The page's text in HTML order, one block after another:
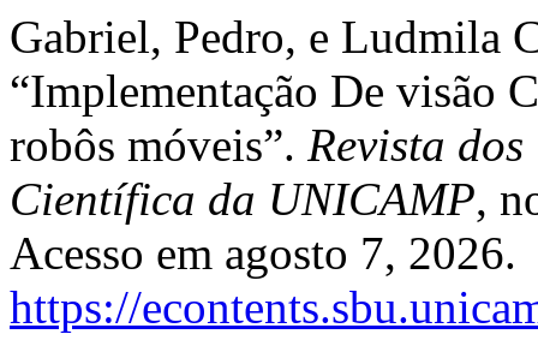
Gabriel, Pedro, e Ludmila
“Implementação De visão
robôs móveis”. Revista
Científica da UNICAMP,
Acesso em agosto 7, 2026.
https://